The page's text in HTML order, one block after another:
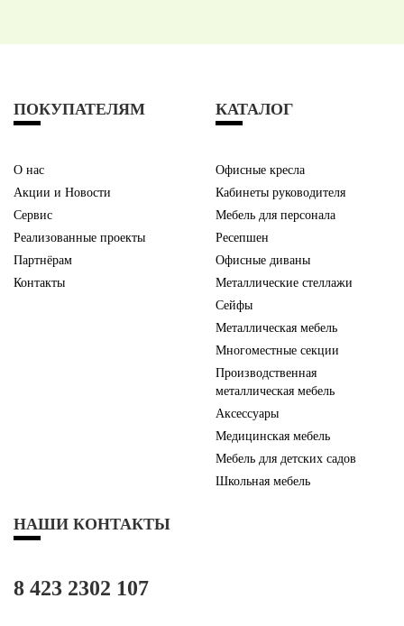
ПОКУПАТЕЛЯМ
О нас
Акции и Новости
Сервис
Реализованные проекты
Партнёрам
Контакты
КАТАЛОГ
Офисные кресла
Кабинеты руководителя
Мебель для персонала
Ресепшен
Офисные диваны
Металлические стеллажи
Сейфы
Металлическая мебель
Многоместные секции
Производственная
металлическая мебель
Аксессуары
Медицинская мебель
Мебель для детских садов
Школьная мебель
НАШИ КОНТАКТЫ
8 423 2302 107